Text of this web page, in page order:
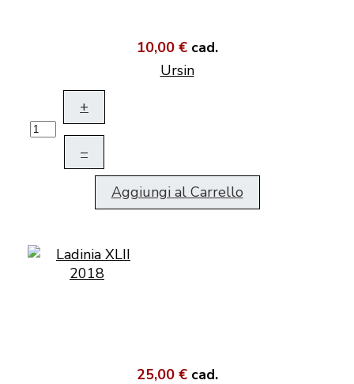
10,00 € cad.
Ursin
+
–
Aggiungi al Carrello
25,00 € cad.